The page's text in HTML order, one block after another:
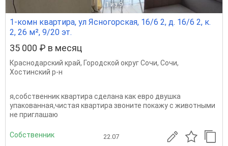
1 из 9
1-комн квартира, ул Ясногорская, 16/6 2, д. 16/6 2, к.
2, 26 м², 9/20 эт.
35 000 ₽ в месяц
Краснодарский край, Городской округ Сочи, Сочи,
Хостинский р-н
я,собственник квартира сделана как евро двушка
упакованная,чистая квартира звоните покажу с животными
не приглашаю
Собственник 22.07